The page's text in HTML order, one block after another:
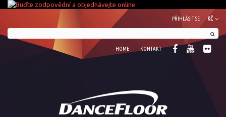
KČ
PŘIHLÁSIT SE
HOME KONTAKT